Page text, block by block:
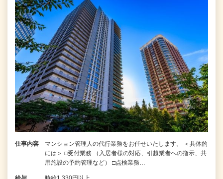
仕事内容
マンション管理人の代行業務をお任せいたします。 ＜具体的
には＞ □受付業務 （入居者様の対応、引越業者への指示、共
用施設の予約管理など） □点検業務…